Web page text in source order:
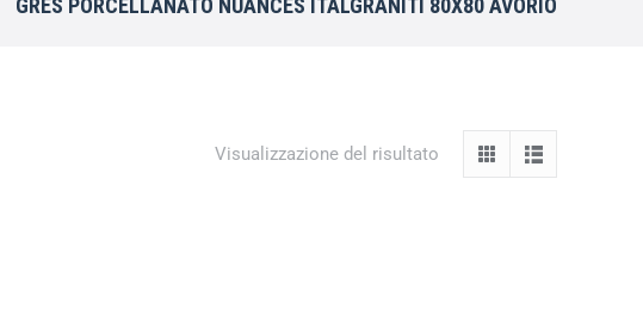
Visualizzazione del risultato